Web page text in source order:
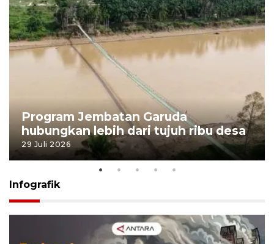
Program Jembatan Garuda
hubungkan lebih dari tujuh ribu desa
29 Juli 2026
Infografik